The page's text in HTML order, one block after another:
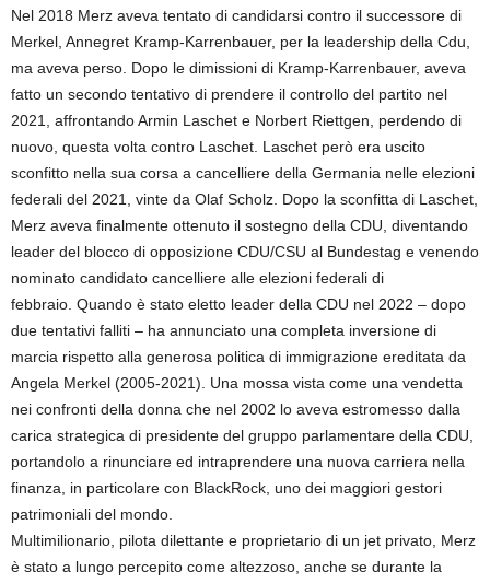
Nel 2018 Merz aveva tentato di candidarsi contro il successore di
Merkel, Annegret Kramp-Karrenbauer, per la leadership della Cdu,
ma aveva perso. Dopo le dimissioni di Kramp-Karrenbauer, aveva
fatto un secondo tentativo di prendere il controllo del partito nel
2021, affrontando Armin Laschet e Norbert Riettgen, perdendo di
nuovo, questa volta contro Laschet. Laschet però era uscito
sconfitto nella sua corsa a cancelliere della Germania nelle elezioni
federali del 2021, vinte da Olaf Scholz. Dopo la sconfitta di Laschet,
Merz aveva finalmente ottenuto il sostegno della CDU, diventando
leader del blocco di opposizione CDU/CSU al Bundestag e venendo
nominato candidato cancelliere alle elezioni federali di
febbraio. Quando è stato eletto leader della CDU nel 2022 – dopo
due tentativi falliti – ha annunciato una completa inversione di
marcia rispetto alla generosa politica di immigrazione ereditata da
Angela Merkel (2005-2021). Una mossa vista come una vendetta
nei confronti della donna che nel 2002 lo aveva estromesso dalla
carica strategica di presidente del gruppo parlamentare della CDU,
portandolo a rinunciare ed intraprendere una nuova carriera nella
finanza, in particolare con BlackRock, uno dei maggiori gestori
patrimoniali del mondo.
Multimilionario, pilota dilettante e proprietario di un jet privato, Merz
è stato a lungo percepito come altezzoso, anche se durante la